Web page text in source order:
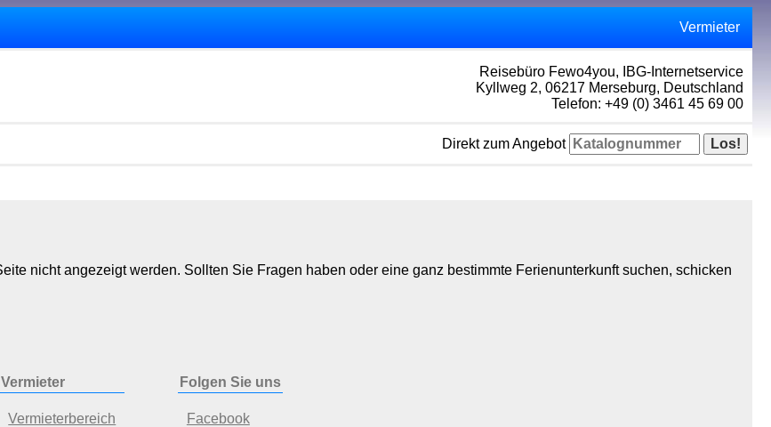
Vermieter
Reisebüro Fewo4you, IBG-Internetservice
Kyllweg 2, 06217 Merseburg, Deutschland
Telefon: +49 (0) 3461 45 69 00
Direkt zum Angebot
nicht angezeigt werden. Sollten Sie Fragen haben oder eine ganz bestimmte Ferienunterkunft suchen, schicken
Vermieter
Vermieterbereich
Folgen Sie uns
Facebook